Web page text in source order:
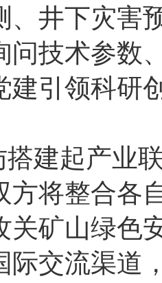
、井下灾害
问技术参数
建引领科研
建起产业
方将整合各
关矿山绿色
际交流渠道